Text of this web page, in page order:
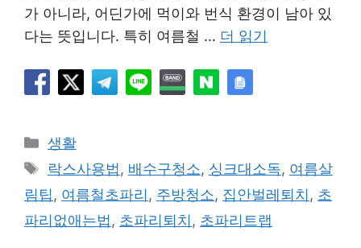
가 아니라, 어딘가에 먹이와 번식 환경이 남아 있
다는 뜻입니다. 특히 여름철 … 더 읽기
카
테
리
생활
태
그
락스사용법, 배수구청소, 싱크대소독, 여름살
림팁, 여름철초파리, 주방청소, 집안벌레퇴치, 초
파리없애는법, 초파리퇴치, 초파리트랩